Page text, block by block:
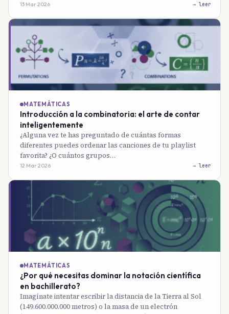
13 Mar 2026 → leer
MATEMÁTICAS
Introducción a la combinatoria: el arte de contar
inteligentemente
¿Alguna vez te has preguntado de cuántas formas
diferentes puedes ordenar las canciones de tu playlist
favorita? ¿O cuántos grupos…
12 Mar 2026 → leer
MATEMÁTICAS
¿Por qué necesitas dominar la notación científica
en bachillerato?
Imagínate intentar escribir la distancia de la Tierra al Sol
(149.600.000.000 metros) o la masa de un electrón